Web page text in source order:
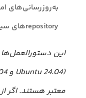
به‌روزرسانی‌های
repositoryهای سیستم.
این